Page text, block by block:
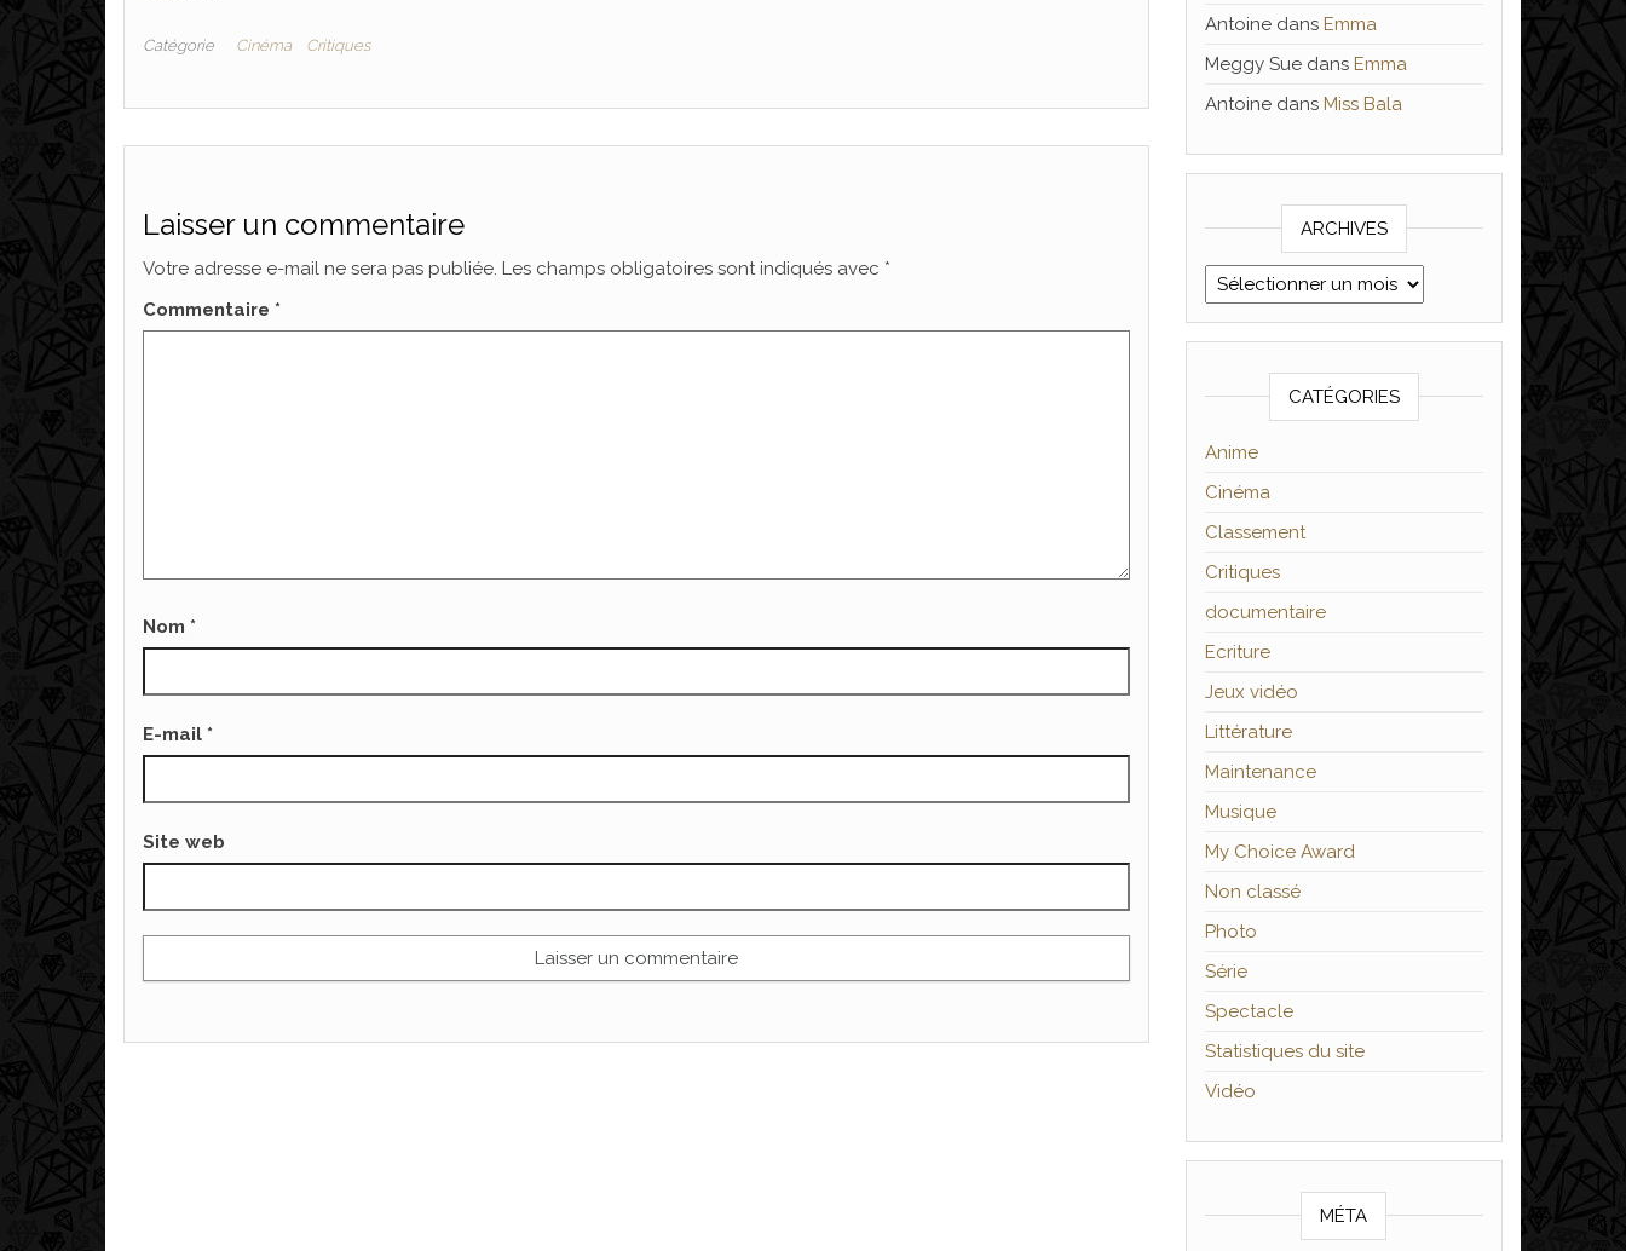
Catégorie Cinéma Critiques
Laisser un commentaire
Votre adresse e-mail ne sera pas publiée. Les champs obligatoires sont indiqués avec *
Commentaire *
Nom *
E-mail *
Site web
Antoinedans Emma
Meggy Suedans Emma
Antoinedans Miss Bala
ARCHIVES
Archives
CATÉGORIES
Anime
Cinéma
Classement
Critiques
documentaire
Ecriture
Jeux vidéo
Littérature
Maintenance
Musique
My Choice Award
Non classé
Photo
Série
Spectacle
Statistiques du site
Vidéo
MÉTA